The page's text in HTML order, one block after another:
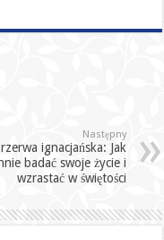
Następny
ignacjańska: Jak
badać swoje życie i
wzrastać w świętości